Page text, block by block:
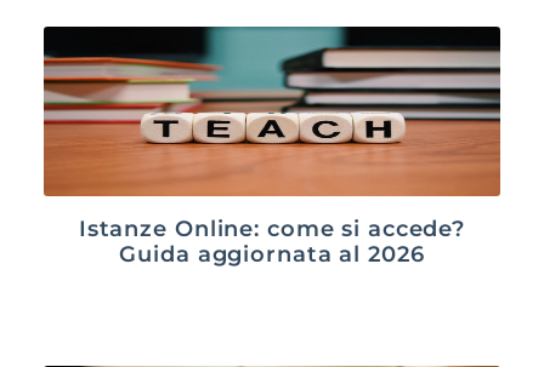
Istanze Online: come si accede?
Guida aggiornata al 2026